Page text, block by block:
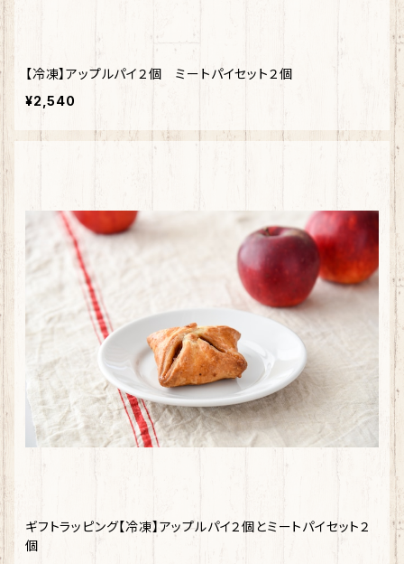
【冷凍】アップルパイ２個 ミートパイセット２個
¥2,540
ギフトラッピング【冷凍】アップルパイ２個とミートパイセット２
個